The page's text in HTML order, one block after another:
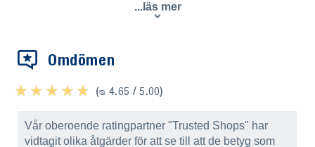
...läs mer
Omdömen
★ ★ ★ ★ ★
★ ★ ★ ★ ★ (ᴓ 4.65 / 5.00)
Vår oberoende ratingpartner "Trusted Shops" har
vidtagit olika åtgärder för att se till att de betyg som